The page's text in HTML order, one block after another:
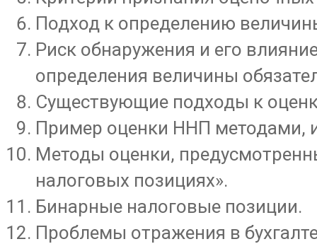
Подход к определению
Риск обнаружения и его
определения величины
Существующие подходы к
Пример оценки ННП методами,
Методы оценки,
налоговых позициях».
Бинарные налоговые позиции.
Проблемы отражения в